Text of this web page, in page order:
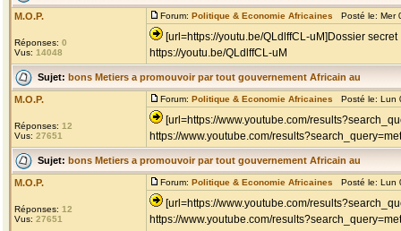
M.O.P.
Réponses: 0
Vus: 14048
Forum: Politique & Economie Africaines Posté le: Mer
[url=https://youtu.be/QLdlffCL-uM]Dossier
https://youtu.be/QLdlffCL-uM
Sujet: bons Metiers a promouvoir par tout gouvernement Africain au
M.O.P.
Réponses: 12
Vus: 27651
Forum: Politique & Economie Africaines Posté le: Lun
[url=https://www.youtube.com/
https://www.youtube.com/
Sujet: bons Metiers a promouvoir par tout gouvernement Africain au
M.O.P.
Réponses: 12
Vus: 27651
Forum: Politique & Economie Africaines Posté le: Lun
[url=https://www.youtube.com/
https://www.youtube.com/